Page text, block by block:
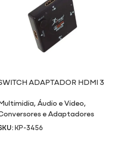
ADAPTADOR HDMI 3
,Áudio e Video,
e Adaptadores
KP-3456